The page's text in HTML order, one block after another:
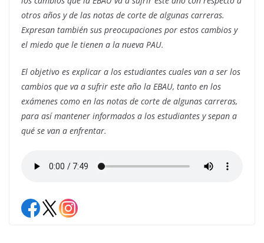
otros años y de las notas de corte de algunas carreras.
Expresan también sus preocupaciones por estos cambios y
el miedo que le tienen a la nueva PAU.
El objetivo es explicar a los estudiantes cuales van a ser los
cambios que va a sufrir este año la EBAU, tanto en los
exámenes como en las notas de corte de algunas carreras,
para así mantener informados a los estudiantes y sepan a
qué se van a enfrentar.